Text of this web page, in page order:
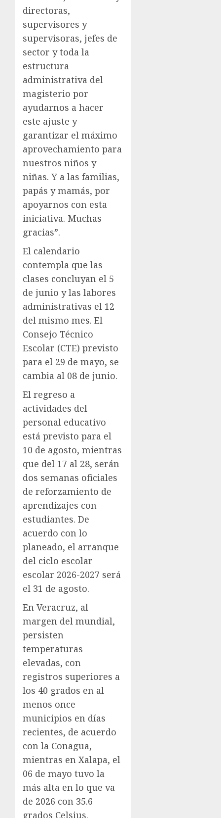
directoras,
supervisores y
supervisoras, jefes de
sector y toda la
estructura
administrativa del
magisterio por
ayudarnos a hacer
este ajuste y
garantizar el máximo
aprovechamiento para
nuestros niños y
niñas. Y a las familias,
papás y mamás, por
apoyarnos con esta
iniciativa. Muchas
gracias”.
El calendario
contempla que las
clases concluyan el 5
de junio y las labores
administrativas el 12
del mismo mes. El
Consejo Técnico
Escolar (CTE) previsto
para el 29 de mayo, se
cambia al 08 de junio.
El regreso a
actividades del
personal educativo
está previsto para el
10 de agosto, mientras
que del 17 al 28, serán
dos semanas oficiales
de reforzamiento de
aprendizajes con
estudiantes. De
acuerdo con lo
planeado, el arranque
del ciclo escolar
escolar 2026-2027 será
el 31 de agosto.
En Veracruz, al
margen del mundial,
persisten
temperaturas
elevadas, con
registros superiores a
los 40 grados en al
menos once
municipios en días
recientes, de acuerdo
con la Conagua,
mientras en Xalapa, el
06 de mayo tuvo la
más alta en lo que va
de 2026 con 35.6
grados Celsius.